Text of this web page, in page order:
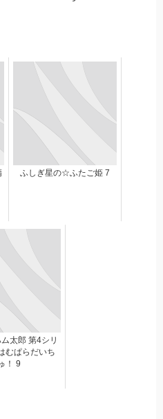
ふしぎ星の☆ふたご姫 7
太郎 第4シリ
むぱらだいち
！ 9